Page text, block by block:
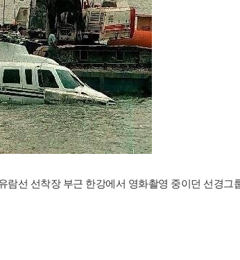
람선 선착장 부근 한강에서 영화촬영 중이던 선경그